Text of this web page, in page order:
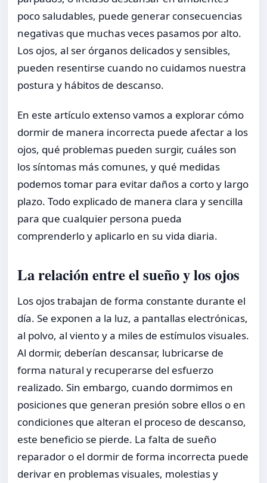
poco saludables, puede generar consecuencias
negativas que muchas veces pasamos por alto.
Los ojos, al ser órganos delicados y sensibles,
pueden resentirse cuando no cuidamos nuestra
postura y hábitos de descanso.
En este artículo extenso vamos a explorar cómo
dormir de manera incorrecta puede afectar a los
ojos, qué problemas pueden surgir, cuáles son
los síntomas más comunes, y qué medidas
podemos tomar para evitar daños a corto y largo
plazo. Todo explicado de manera clara y sencilla
para que cualquier persona pueda
comprenderlo y aplicarlo en su vida diaria.
La relación entre el sueño y los ojos
Los ojos trabajan de forma constante durante el
día. Se exponen a la luz, a pantallas electrónicas,
al polvo, al viento y a miles de estímulos visuales.
Al dormir, deberían descansar, lubricarse de
forma natural y recuperarse del esfuerzo
realizado. Sin embargo, cuando dormimos en
posiciones que generan presión sobre ellos o en
condiciones que alteran el proceso de descanso,
este beneficio se pierde. La falta de sueño
reparador o el dormir de forma incorrecta puede
derivar en problemas visuales, molestias y